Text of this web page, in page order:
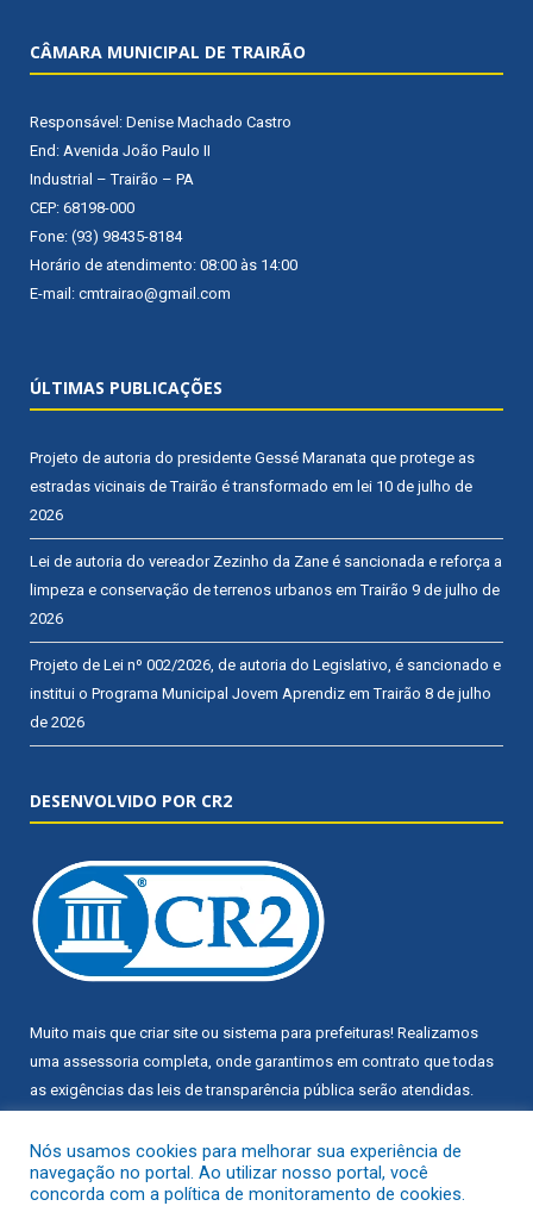
CÂMARA MUNICIPAL DE TRAIRÃO
Responsável: Denise Machado Castro
End: Avenida João Paulo II
Industrial – Trairão – PA
CEP: 68198-000
Fone: (93) 98435-8184
Horário de atendimento: 08:00 às 14:00
E-mail: cmtrairao@gmail.com
ÚLTIMAS PUBLICAÇÕES
Projeto de autoria do presidente Gessé Maranata que protege as
estradas vicinais de Trairão é transformado em lei 10 de julho de
2026
Lei de autoria do vereador Zezinho da Zane é sancionada e reforça a
limpeza e conservação de terrenos urbanos em Trairão 9 de julho de
2026
Projeto de Lei nº 002/2026, de autoria do Legislativo, é sancionado e
institui o Programa Municipal Jovem Aprendiz em Trairão 8 de julho
de 2026
DESENVOLVIDO POR CR2
Muito mais que criar site ou sistema para prefeituras! Realizamos
uma assessoria completa, onde garantimos em contrato que todas
as exigências das leis de transparência pública serão atendidas.
Conheça o e o Radar da Transparência Pública
Nós usamos cookies para melhorar sua experiência de
navegação no portal. Ao utilizar nosso portal, você
concorda com a política de monitoramento de cookies.